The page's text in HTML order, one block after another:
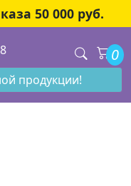
50 000 руб.
0
продукции!